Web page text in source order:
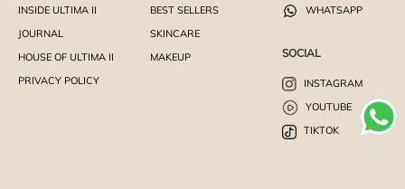
INSIDE ULTIMA II
JOURNAL
HOUSE OF ULTIMA II
PRIVACY POLICY
BEST SELLERS
SKINCARE
MAKEUP
WHATSAPP
SOCIAL
INSTAGRAM
YOUTUBE
TIKTOK